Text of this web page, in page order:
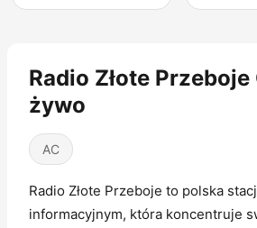
Radio Złote
żywo
AC
Radio Złote Przeboje to polska
informacyjnym, która koncentruje